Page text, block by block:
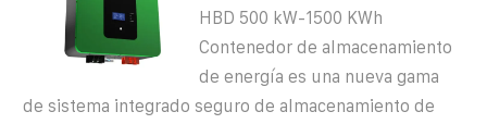
HBD 500 kW-1500 KWh
Contenedor de almacenamiento
de energía es una nueva gama
de sistema integrado seguro de almacenamiento de